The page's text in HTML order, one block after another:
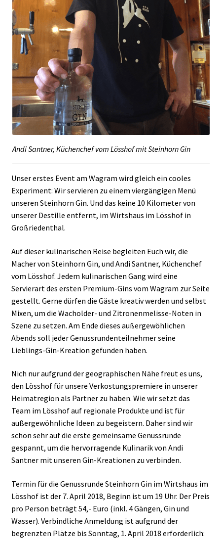
Andi Santner, Küchenchef vom Lösshof mit Steinhorn Gin
Unser erstes Event am Wagram wird gleich ein cooles
Experiment: Wir servieren zu einem viergängigen Menü
unseren Steinhorn Gin. Und das keine 10 Kilometer von
unserer Destille entfernt, im Wirtshaus im Lösshof in
Großriedenthal.
Auf dieser kulinarischen Reise begleiten Euch wir, die
Macher von Steinhorn Gin, und Andi Santner, Küchenchef
vom Lösshof. Jedem kulinarischen Gang wird eine
Servierart des ersten Premium-Gins vom Wagram zur Seite
gestellt. Gerne dürfen die Gäste kreativ werden und selbst
Mixen, um die Wacholder- und Zitronenmelisse-Noten in
Szene zu setzen. Am Ende dieses außergewöhlichen
Abends soll jeder Genussrundenteilnehmer seine
Lieblings-Gin-Kreation gefunden haben.
Nich nur aufgrund der geographischen Nähe freut es uns,
den Lösshof für unsere Verkostungspremiere in unserer
Heimatregion als Partner zu haben. Wie wir setzt das
Team im Lösshof auf regionale Produkte und ist für
außergewöhnliche Ideen zu begeistern. Daher sind wir
schon sehr auf die erste gemeinsame Genussrunde
gespannt, um die hervorragende Kulinarik von Andi
Santner mit unseren Gin-Kreationen zu verbinden.
Termin für die Genussrunde Steinhorn Gin im Wirtshaus im
Lösshof ist der 7. April 2018, Beginn ist um 19 Uhr. Der Preis
pro Person beträgt 54,- Euro (inkl. 4 Gängen, Gin und
Wasser). Verbindliche Anmeldung ist aufgrund der
begrenzten Plätze bis Sonntag, 1. April 2018 erforderlich: